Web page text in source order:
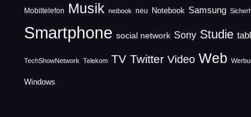
Mobiltelefon Musik netbook neu Notebook Samsung
Smartphone social network Sony Studie
TechShowNetwork Telekom TV Twitter Video Web
Windows